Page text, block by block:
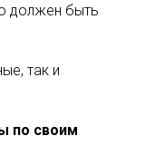
должен быть
так и
по своим